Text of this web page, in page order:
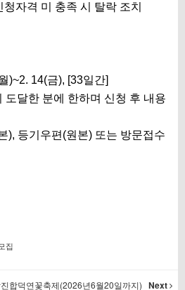
자격 미 충족 시 탈락 조치
)~2. 14(금), [33일간]
도달한 분에 한하며 신청 후 내용
), 등기우편(원본) 또는 방문접수
집
합덕연꽃축제(2026년6월20일까지) Next